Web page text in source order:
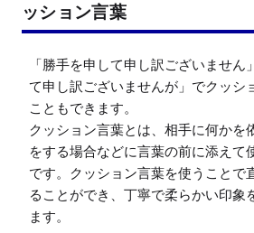
ッション言葉
「勝手を申して申し訳ございません
て申し訳ございませんが」でクッシ
こともできます。
クッション言葉とは、相手に何かを
をする場合などに言葉の前に添えて
です。クッション言葉を使うことで
ることができ、丁寧で柔らかい印象
ます。